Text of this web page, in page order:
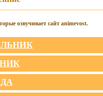
озвучивает сайт animevost.